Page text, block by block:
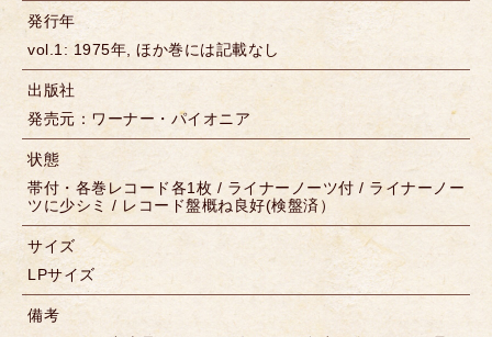
発行年
vol.1: 1975年, ほか巻には記載なし
出版社
発売元：ワーナー・パイオニア
状態
帯付・各巻レコード各1枚 / ライナーノーツ付 / ライナーノー
ツに少シミ / レコード盤概ね良好(検盤済）
サイズ
LPサイズ
備考